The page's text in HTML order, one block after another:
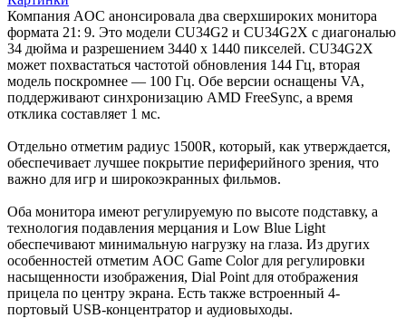
Компания AOC анонсировала два сверхшироких монитора
формата 21: 9. Это модели CU34G2 и CU34G2X с диагональю
34 дюйма и разрешением 3440 x 1440 пикселей. CU34G2X
может похвастаться частотой обновления 144 Гц, вторая
модель поскромнее — 100 Гц. Обе версии оснащены VA,
поддерживают синхронизацию AMD FreeSync, а время
отклика составляет 1 мс.
Отдельно отметим радиус 1500R, который, как утверждается,
обеспечивает лучшее покрытие периферийного зрения, что
важно для игр и широкоэкранных фильмов.
Оба монитора имеют регулируемую по высоте подставку, а
технология подавления мерцания и Low Blue Light
обеспечивают минимальную нагрузку на глаза. Из других
особенностей отметим AOC Game Color для регулировки
насыщенности изображения, Dial Point для отображения
прицела по центру экрана. Есть также встроенный 4-
портовый USB-концентратор и аудиовыходы.